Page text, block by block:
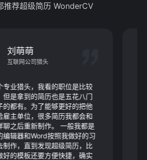
推荐超级简历 WonderCV
刘萌萌
互联网公司猎头
专业猎头，我看的职位是比较
但是拿到的简历也是五花八门
的都有。为了能够更好的把他
雇主单位，很多简历我都会和
聊之后重新制作。 一般我都是
编辑器和Word按照我做好的习
制作，直到发现超级简历，比
好的模板还要方便快捷，确实